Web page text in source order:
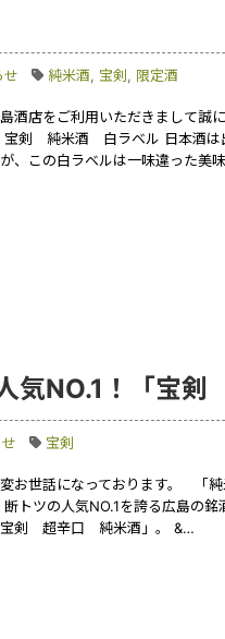
せ 純米酒, 宝剣, 限定酒
酒店をご利用いただきまして誠
宝剣 純米酒 白ラベル 日本酒は
、この白ラベルは一味違った美
気NO.1！「宝
宝剣
お世話になっております。 「
断トツの人気NO.1を誇る広島の
宝剣 超辛口 純米酒」。 &…